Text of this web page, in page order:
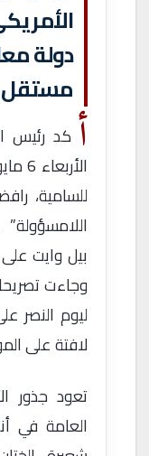
دولة
مستقل
أ كد رئيس
للسامية،
بيل وايت
ليوم النصر
لافتة على
تعود جذور
العامة في